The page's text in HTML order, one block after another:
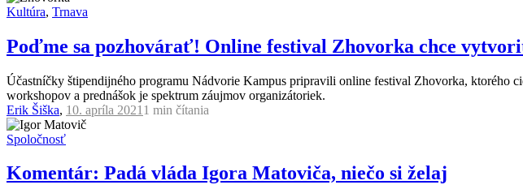
Kultúra, Trnava
Poďme sa pozhovárať! Online festival Zhovorka chce
Účastníčky štipendijného programu Nádvorie Kampus pripravili online festival Zhovorka,
workshopov a prednášok je spektrum záujmov organizátoriek.
Erik Šiška, 10. apríla 2021 1 min čítania
Spoločnosť
Komentár: Padá vláda Igora Matoviča, niečo si želaj